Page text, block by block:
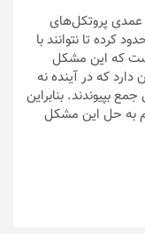
عمدی پروتکل‌های
کرده تا نتوانند با
که این مشکل
که در آینده نه
بپیوندند. بنابراین
به حل این مشکل